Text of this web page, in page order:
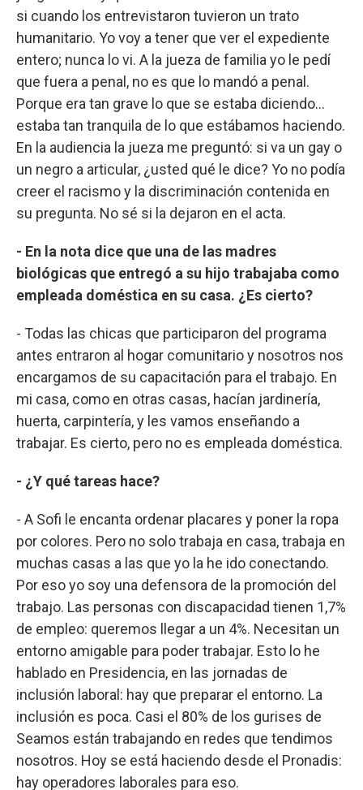
si cuando los entrevistaron tuvieron un trato
humanitario. Yo voy a tener que ver el expediente
entero; nunca lo vi. A la jueza de familia yo le pedí
que fuera a penal, no es que lo mandó a penal.
Porque era tan grave lo que se estaba diciendo…
estaba tan tranquila de lo que estábamos haciendo.
En la audiencia la jueza me preguntó: si va un gay o
un negro a articular, ¿usted qué le dice? Yo no podía
creer el racismo y la discriminación contenida en
su pregunta. No sé si la dejaron en el acta.
- En la nota dice que una de las madres
biológicas que entregó a su hijo trabajaba como
empleada doméstica en su casa. ¿Es cierto?
- Todas las chicas que participaron del programa
antes entraron al hogar comunitario y nosotros nos
encargamos de su capacitación para el trabajo. En
mi casa, como en otras casas, hacían jardinería,
huerta, carpintería, y les vamos enseñando a
trabajar. Es cierto, pero no es empleada doméstica.
- ¿Y qué tareas hace?
- A Sofi le encanta ordenar placares y poner la ropa
por colores. Pero no solo trabaja en casa, trabaja en
muchas casas a las que yo la he ido conectando.
Por eso yo soy una defensora de la promoción del
trabajo. Las personas con discapacidad tienen 1,7%
de empleo: queremos llegar a un 4%. Necesitan un
entorno amigable para poder trabajar. Esto lo he
hablado en Presidencia, en las jornadas de
inclusión laboral: hay que preparar el entorno. La
inclusión es poca. Casi el 80% de los gurises de
Seamos están trabajando en redes que tendimos
nosotros. Hoy se está haciendo desde el Pronadis:
hay operadores laborales para eso.